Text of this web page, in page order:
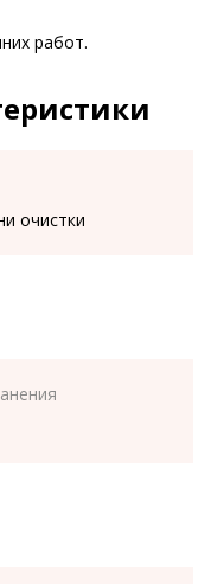
работ.
очистки